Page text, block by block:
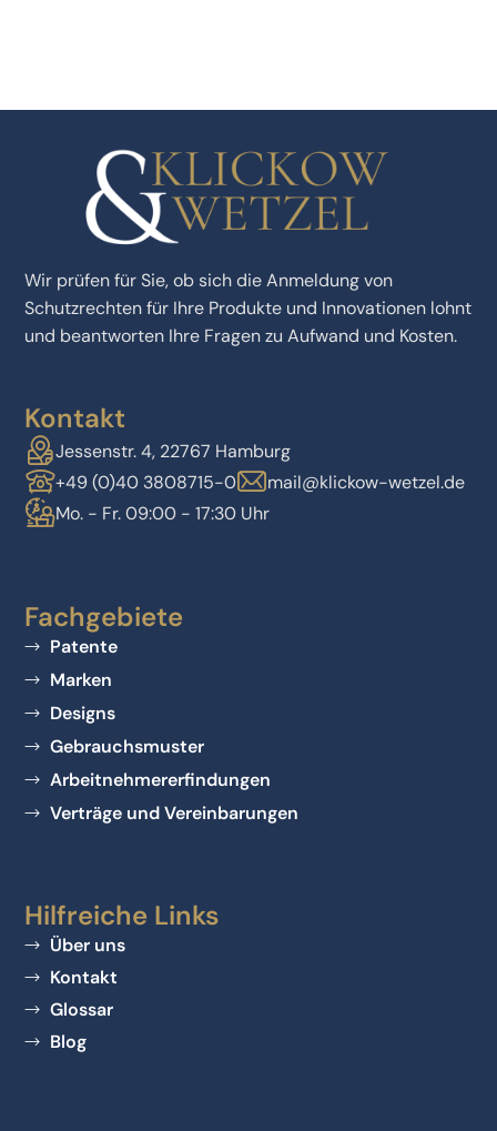
Wir prüfen für Sie, ob sich die Anmeldung von
Schutzrechten für Ihre Produkte und Innovationen lohnt
und beantworten Ihre Fragen zu Aufwand und Kosten.
Kontakt
Jessenstr. 4, 22767 Hamburg
+49 (0)40 3808715-0
mail@klickow-wetzel.de
Mo. - Fr. 09:00 - 17:30 Uhr
Fachgebiete
Patente
Marken
Designs
Gebrauchsmuster
Arbeitnehmererfindungen
Verträge und Vereinbarungen
Hilfreiche Links
Über uns
Kontakt
Glossar
Blog